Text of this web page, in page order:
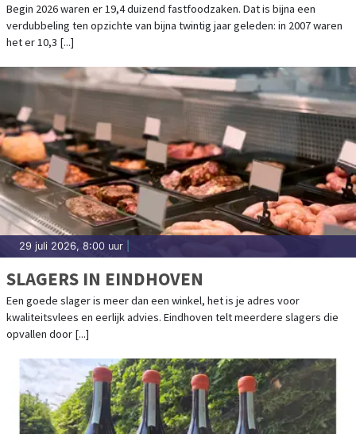
Begin 2026 waren er 19,4 duizend fastfoodzaken. Dat is bijna een
verdubbeling ten opzichte van bijna twintig jaar geleden: in 2007 waren
het er 10,3 [...]
29 juli 2026, 8:00 uur
SLAGERS IN EINDHOVEN
Een goede slager is meer dan een winkel, het is je adres voor
kwaliteitsvlees en eerlijk advies. Eindhoven telt meerdere slagers die
opvallen door [...]